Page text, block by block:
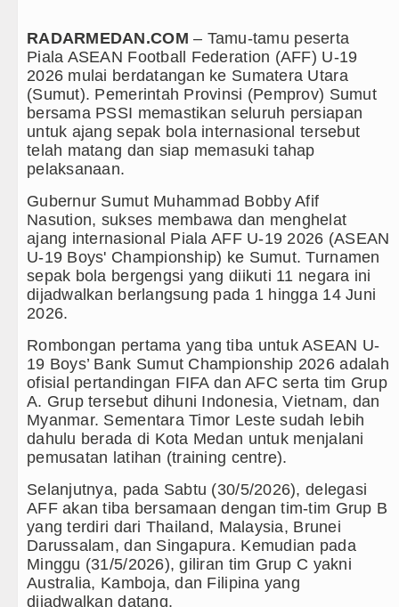
Kaprah dan Ngawur
5 Agustus 2026
Hong Kong
TK Kemala Bhayangkari 11 Tarutung
Pelayanan Publik
Pikiran
Jembatan Pascabencana di
Wewenang
Kaprah dan Ngawur
5 Agustus 2026
Hong Kong
TK Kemala Bhayangkari 11 Tarutung
RADARMEDAN.COM – Tamu-tamu peserta
Piala ASEAN Football Federation (AFF) U-19
2026 mulai berdatangan ke Sumatera Utara
(Sumut). Pemerintah Provinsi (Pemprov) Sumut
bersama PSSI memastikan seluruh persiapan
untuk ajang sepak bola internasional tersebut
telah matang dan siap memasuki tahap
pelaksanaan.
Gubernur Sumut Muhammad Bobby Afif
Nasution, sukses membawa dan menghelat
ajang internasional Piala AFF U-19 2026 (ASEAN
U-19 Boys' Championship) ke Sumut. Turnamen
sepak bola bergengsi yang diikuti 11 negara ini
dijadwalkan berlangsung pada 1 hingga 14 Juni
2026.
Rombongan pertama yang tiba untuk ASEAN U-
19 Boys’ Bank Sumut Championship 2026 adalah
ofisial pertandingan FIFA dan AFC serta tim Grup
A. Grup tersebut dihuni Indonesia, Vietnam, dan
Myanmar. Sementara Timor Leste sudah lebih
dahulu berada di Kota Medan untuk menjalani
pemusatan latihan (training centre).
Selanjutnya, pada Sabtu (30/5/2026), delegasi
AFF akan tiba bersamaan dengan tim-tim Grup B
yang terdiri dari Thailand, Malaysia, Brunei
Darussalam, dan Singapura. Kemudian pada
Minggu (31/5/2026), giliran tim Grup C yakni
Australia, Kamboja, dan Filipina yang
dijadwalkan datang.